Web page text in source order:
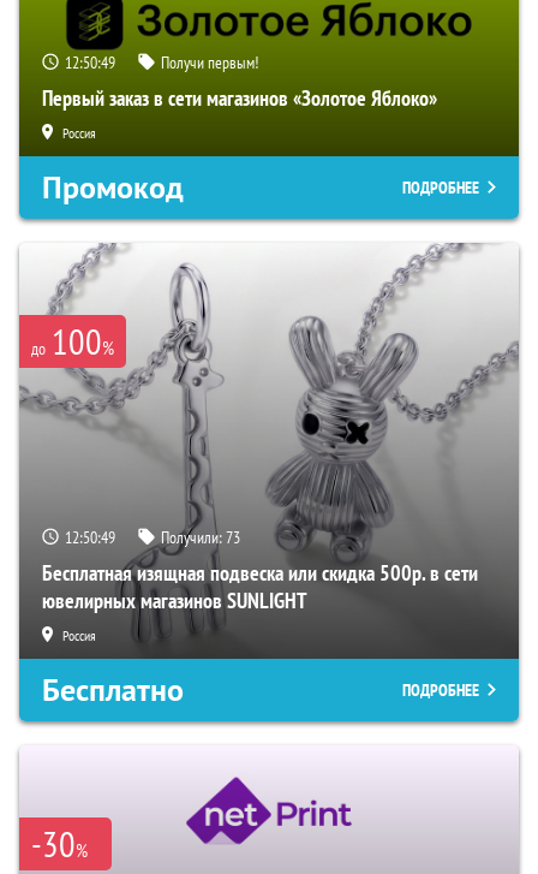
12:50:48 Получи первым!
Первый заказ в сети магазинов «Золотое Яблоко»
Россия
Промокод ПОДРОБНЕЕ
до 100%
12:50:48 Получили:73
Бесплатная изящная подвеска или скидка 500р. в сети
ювелирных магазинов SUNLIGHT
Россия
Бесплатно ПОДРОБНЕЕ
-30%